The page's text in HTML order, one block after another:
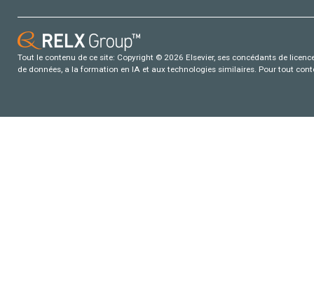
Tout le contenu de ce site: Copyright © 2026 Elsevier, ses concédants de
de données, a la formation en IA et aux technologies similaires. Pour tout